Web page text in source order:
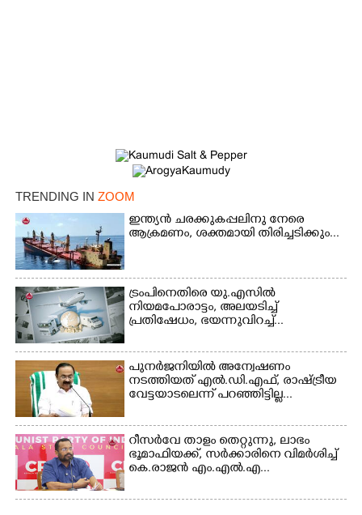
TRENDING IN ZOOM
ഇന്ത്യൻ ചരക്കുകപ്പലിനു നേരെ
ആക്രമണം, ശക്തമായി തിരിച്ചടിക്കും...
ട്രംപിനെതിരെ യു.എസിൽ
നിയമപോരാട്ടം, അലയടിച്ച്
പ്രതിഷേധം, ഭയന്നുവിറച്ച്...
പുനർജനിയിൽ അന്വേഷണം
നടത്തിയത് എൽ.ഡി.എഫ്, രാഷ്ട്രീയ
വേട്ടയാടലെന്ന് പറഞ്ഞിട്ടില്ല...
റീസർവേ താളം തെറ്റുന്നു, ലാഭം
ഭൂമാഫിയക്ക്, സർക്കാരിനെ വിമർശിച്ച്
കെ.രാജൻ എം.എൽ.എ...
Share this link
Copy Link